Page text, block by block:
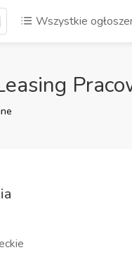
Wszystkie